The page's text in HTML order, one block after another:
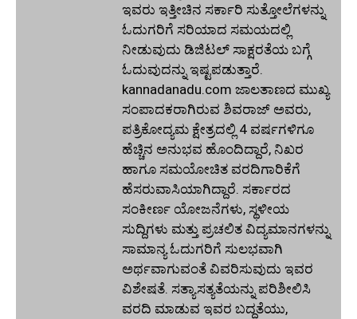
ಇವರು ಇತ್ತೀಚಿನ ಸರ್ಕಾರಿ ಸುತ್ತೋಲೆಗಳನ್ನು
ಓದುಗರಿಗೆ ಸರಿಯಾದ ಸಮಯದಲ್ಲಿ
ನೀಡುವುದು ಡಿಜಿಟಲ್ ಸಾಕ್ಷರತೆಯ ಬಗ್ಗೆ
ಓದುವುದನ್ನು ಇಷ್ಟಪಡುತ್ತಾರೆ.
kannadanadu.com ಜಾಲತಾಣದ ಮುಖ್ಯ
ಸಂಪಾದಕರಾಗಿರುವ ಶಿವರಾಜ್ ಅವರು,
ಪತ್ರಿಕೋದ್ಯಮ ಕ್ಷೇತ್ರದಲ್ಲಿ 4 ವರ್ಷಗಳಿಗೂ
ಹೆಚ್ಚಿನ ಅನುಭವ ಹೊಂದಿದ್ದಾರೆ, ನಿಖರ
ಹಾಗೂ ಸಮಯೋಚಿತ ವರದಿಗಾರಿಕೆಗೆ
ಹೆಸರುವಾಸಿಯಾಗಿದ್ದಾರೆ. ಸರ್ಕಾರದ
ಸಂಕೀರ್ಣ ಯೋಜನೆಗಳು, ಸ್ಥಳೀಯ
ಸುದ್ದಿಗಳು ಮತ್ತು ಪ್ರಚಲಿತ ವಿದ್ಯಮಾನಗಳನ್ನು
ಸಾಮಾನ್ಯ ಓದುಗರಿಗೆ ಸುಲಭವಾಗಿ
ಅರ್ಥವಾಗುವಂತೆ ವಿವರಿಸುವುದು ಇವರ
ವಿಶೇಷತೆ. ಸತ್ಯಾಸತ್ಯತೆಯನ್ನು ಪರಿಶೀಲಿಸಿ
ವರದಿ ಮಾಡುವ ಇವರ ಬದ್ಧತೆಯು,